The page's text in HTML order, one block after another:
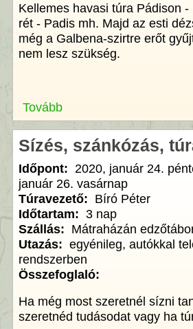
Kellemes havasi túra Pádison
rét - Padis mh. Majd az esti
még a Galbena-szirtre erőt
nem lesz szükség.
Tovább
Sízés, szánkózás,
Időpont: 2020, január 24.
január 26. vasárnap
Túravezető: Bíró Péter
Időtartam: 3 nap
Szállás: Mátraházán
Utazás: egyénileg, autókkal
rendszerben
Összefoglaló:
Ha még most szeretnél sízni
szeretnéd tudásodat vagy ha